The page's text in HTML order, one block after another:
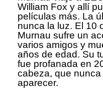
William Fox y allí
películas más. La
nunca la luz. El 10
Murnau sufre un
varios amigos y
años de edad. Su
fue profanada en
cabeza, que
aparecer.